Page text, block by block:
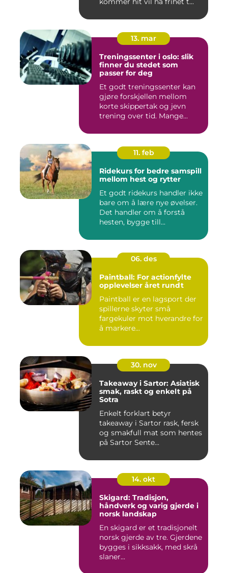
13. mar
Treningssenter i oslo: slik
finner du stedet som
passer for deg
Et godt treningssenter kan
gjøre forskjellen mellom
korte skippertak og jevn
trening over tid. Mange...
11. feb
Ridekurs for bedre samspill
mellom hest og rytter
Et godt ridekurs handler ikke
bare om å lære nye øvelser.
Det handler om å forstå
hesten, bygge till...
06. des
Paintball: For actionfylte
opplevelser året rundt
Paintball er en lagsport der
spillerne skyter små
fargekuler mot hverandre for
å markere...
30. nov
Takeaway i Sartor: Asiatisk
smak, raskt og enkelt på
Sotra
Enkelt forklart betyr
takeaway i Sartor rask, fersk
og smakfull mat som hentes
på Sartor Sente...
14. okt
Skigard: Tradisjon,
håndverk og varig gjerde i
norsk landskap
En skigard er et tradisjonelt
norsk gjerde av tre. Gjerdene
bygges i sikksakk, med skrå
slaner...